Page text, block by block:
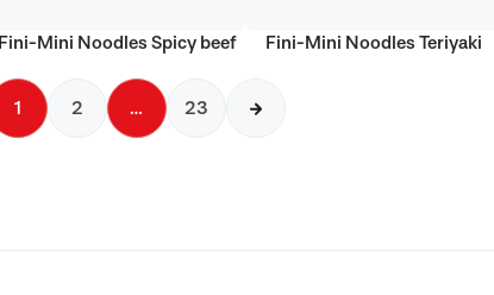
Fini-Mini Noodles Spicy beef Fini-Mini Noodles Teriyaki
1 2 … 23